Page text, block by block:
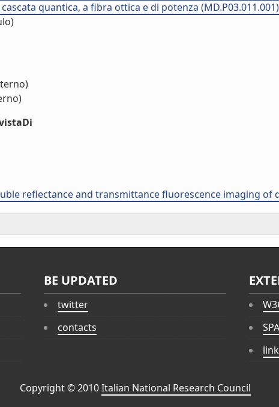
quantica, a fibra ottica e di potenza (MD.P03.011.001)
reflectance and transmittance fluorescence imaging of
BE UPDATED
twitter
contacts
Copyright © 2010Italian National Research Council